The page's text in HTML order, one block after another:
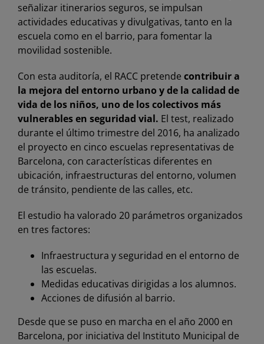
señalizar itinerarios seguros, se impulsan
actividades educativas y divulgativas, tanto en la
escuela como en el barrio, para fomentar la
movilidad sostenible.
Con esta auditoría, el RACC pretende contribuir a
la mejora del entorno urbano y de la calidad de
vida de los niños, uno de los colectivos más
vulnerables en seguridad vial. El test, realizado
durante el último trimestre del 2016, ha analizado
el proyecto en cinco escuelas representativas de
Barcelona, con características diferentes en
ubicación, infraestructuras del entorno, volumen
de tránsito, pendiente de las calles, etc.
El estudio ha valorado 20 parámetros organizados
en tres factores:
Infraestructura y seguridad en el entorno de
las escuelas.
Medidas educativas dirigidas a los alumnos.
Acciones de difusión al barrio.
Desde que se puso en marcha en el año 2000 en
Barcelona, por iniciativa del Instituto Municipal de